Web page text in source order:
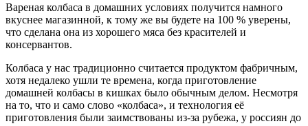
Вареная колбаса в домашних условиях получится намного
вкуснее магазинной, к тому же вы будете на 100 % уверены,
что сделана она из хорошего мяса без красителей и
консервантов.
Колбаса у нас традиционно считается продуктом фабричным,
хотя недалеко ушли те времена, когда приготовление
домашней колбасы в кишках было обычным делом. Несмотря
на то, что и само слово «колбаса», и технология её
приготовления были заимствованы из-за рубежа, у россиян до